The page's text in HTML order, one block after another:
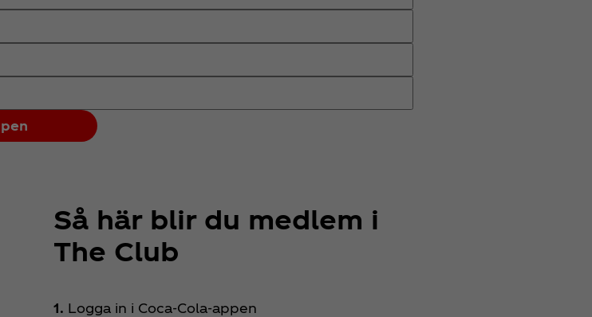
Så här blir du medlem i
The Club
1. Logga in i Coca‑Cola-appen